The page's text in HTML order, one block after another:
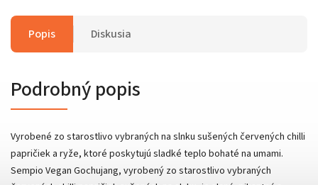
Popis Diskusia
Podrobný popis
Vyrobené zo starostlivo vybraných na slnku sušených červených chilli
papričiek a ryže, ktoré poskytujú sladké teplo bohaté na umami.
Sempio Vegan Gochujang, vyrobený zo starostlivo vybraných